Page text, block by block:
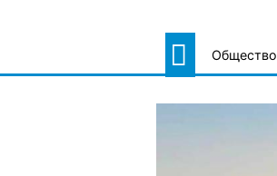
Общество